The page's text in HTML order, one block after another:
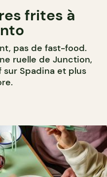
frites à
pas de fast-food.
ruelle de Junction,
Spadina et plus